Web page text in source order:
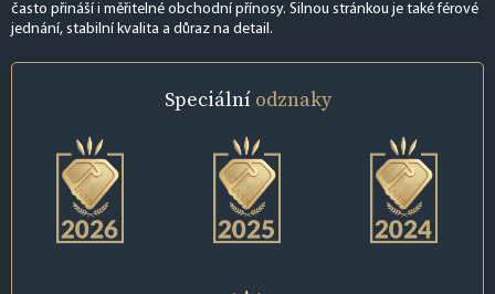
často přináší i měřitelné obchodní přínosy. Silnou stránkou je také férové
jednání, stabilní kvalita a důraz na detail.
Speciální odznaky